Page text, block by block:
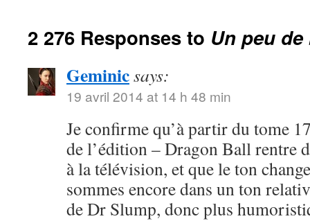
2 276 Responses to Un peu
Geminicsays:
19 avril 2014 at 14 h 48 min
Je confirme qu’à partir du tome
de l’édition – Dragon Ball rentre
à la télévision, et que le ton
sommes encore dans un ton
de Dr Slump, donc plus